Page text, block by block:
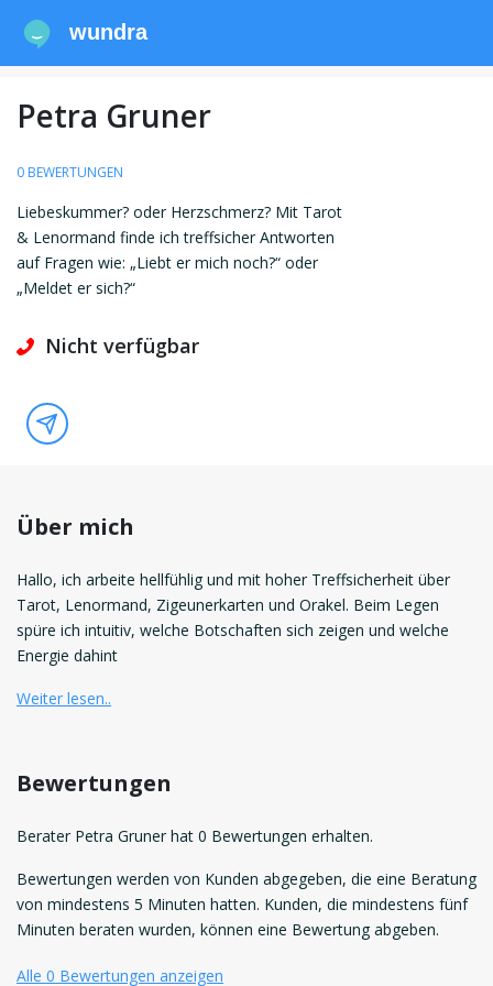
wundra
Petra Gruner
0 BEWERTUNGEN
Liebeskummer? oder Herzschmerz? Mit Tarot
& Lenormand finde ich treffsicher Antworten
auf Fragen wie: „Liebt er mich noch?“ oder
„Meldet er sich?“
Nicht verfügbar
Über mich
Hallo, ich arbeite hellfühlig und mit hoher Treffsicherheit über
Tarot, Lenormand, Zigeunerkarten und Orakel. Beim Legen
spüre ich intuitiv, welche Botschaften sich zeigen und welche
Energie dahint
Weiter lesen..
Bewertungen
Berater Petra Gruner hat 0 Bewertungen erhalten.
Bewertungen werden von Kunden abgegeben, die eine Beratung
von mindestens 5 Minuten hatten. Kunden, die mindestens fünf
Minuten beraten wurden, können eine Bewertung abgeben.
Alle 0 Bewertungen anzeigen